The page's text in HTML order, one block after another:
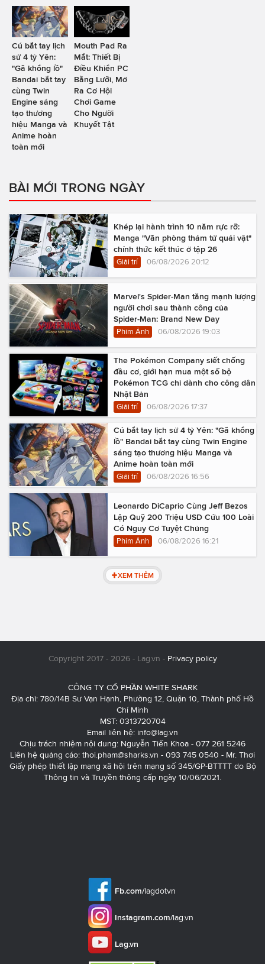
Cú bắt tay lịch
sử 4 tỷ Yên:
"Gã khổng lồ"
Bandai bắt tay
cùng Twin
Engine sáng
tạo thương
hiệu Manga và
Anime hoàn
toàn mới
Mouth Pad Ra
Mắt: Thiết Bị
Điều Khiển PC
Bằng Lưỡi, Mở
Ra Cơ Hội
Chơi Game
Cho Người
Khuyết Tật
BÀI MỚI TRONG NGÀY
Khép lại hành trình 10 năm rực rỡ:
Manga "Văn phòng thám tử quái vật"
chính thức kết thúc ở tập 26
Giải trí 06/08/2026 20:12
Marvel's Spider-Man tăng mạnh lượng
người chơi sau thành công của
Spider-Man: Brand New Day
Phim Ảnh 06/08/2026 19:03
The Pokémon Company siết chống
đầu cơ, giới hạn mua một số bộ
Pokémon TCG chỉ dành cho công dân
Nhật Bản
Giải trí 06/08/2026 17:37
Cú bắt tay lịch sử 4 tỷ Yên: "Gã khổng
lồ" Bandai bắt tay cùng Twin Engine
sáng tạo thương hiệu Manga và
Anime hoàn toàn mới
Giải trí 06/08/2026 16:56
Leonardo DiCaprio Cùng Jeff Bezos
Lập Quỹ 200 Triệu USD Cứu 100 Loài
Có Nguy Cơ Tuyệt Chủng
Phim Ảnh 06/08/2026 16:21
XEM THÊM
Copyright 2017 - 2026 - Lag.vn - Privacy policy
CÔNG TY CỔ PHẦN WHITE SHARK
Địa chỉ: 780/14B Sư Vạn Hạnh, Phường 12, Quận 10, Thành phố Hồ
Chí Minh
MST: 0313720704
Email liên hệ: info@lag.vn
Chịu trách nhiệm nội dung: Nguyễn Tiến Khoa - 077 261 5246
Liên hệ quảng cáo: thoi.pham@sharks.vn - 093 745 0540 - Mr. Thơi
Giấy phép thiết lập mạng xã hội trên mạng số 345/GP-BTTTT do Bộ
Thông tin và Truyền thông cấp ngày 10/06/2021.
Fb.com/lagdotvn
Instagram.com/lag.vn
Lag.vn